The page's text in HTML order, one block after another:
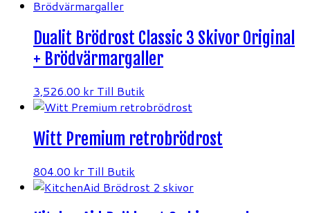
Dualit Brödrost Classic 3 Skivor Original
+ Brödvärmargaller
3,526.00 kr Till Butik
Witt Premium retrobrödrost
804.00 kr Till Butik